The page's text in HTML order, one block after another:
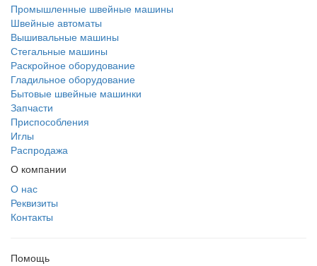
Промышленные швейные машины
Швейные автоматы
Вышивальные машины
Стегальные машины
Раскройное оборудование
Гладильное оборудование
Бытовые швейные машинки
Запчасти
Приспособления
Иглы
Распродажа
О компании
О нас
Реквизиты
Контакты
Помощь